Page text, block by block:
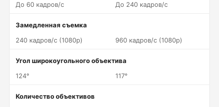
До 60 кадров/c
До 240 кадров/c
Замедленная съемка
240 кадров/c (1080p)
960 кадров/c (1080p)
Угол широкоугольного объектива
124°
117°
Количество объективов